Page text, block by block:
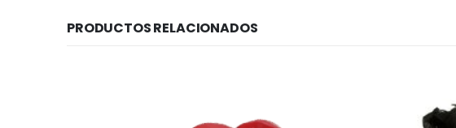
PRODUCTOS RELACIONADOS